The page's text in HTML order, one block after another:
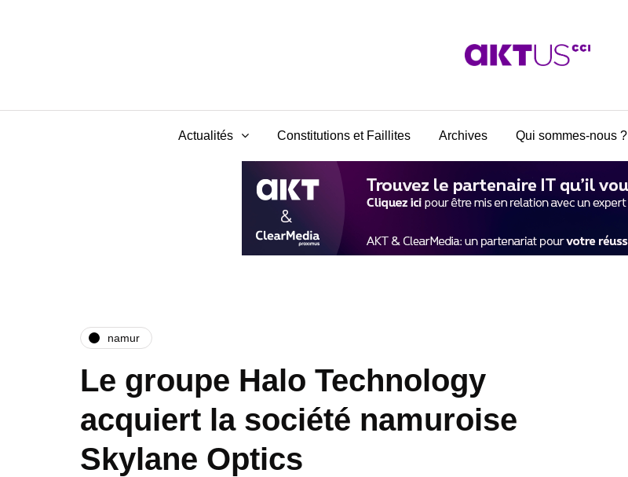
Actualités Constitutions et Faillites Archives Qui sommes-nous ?
namur
Le groupe Halo Technology
acquiert la société namuroise
Skylane Optics